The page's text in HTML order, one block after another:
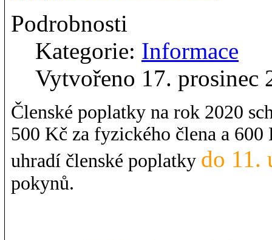
Podrobnosti
Kategorie: Informace
Vytvořeno 17. prosinec
Členské poplatky na rok 2020
500 Kč za fyzického člena a
uhradí členské poplatky do 11.
pokynů.